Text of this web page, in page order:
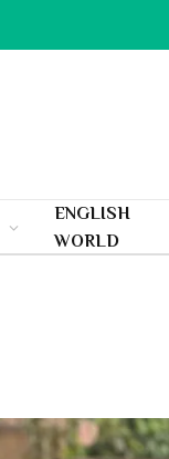
ENGLISH
WORLD